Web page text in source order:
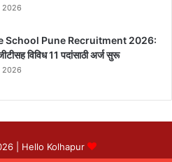
2026
School Pune Recruitment 2026:
विविध 11 पदांसाठी अर्ज सुरू
2026
| Hello Kolhapur